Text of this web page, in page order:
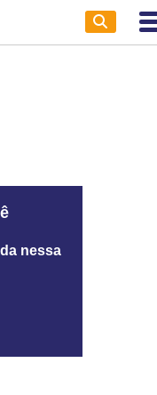
nessa